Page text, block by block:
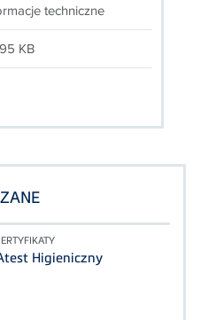
techniczne
KB
Higieniczny